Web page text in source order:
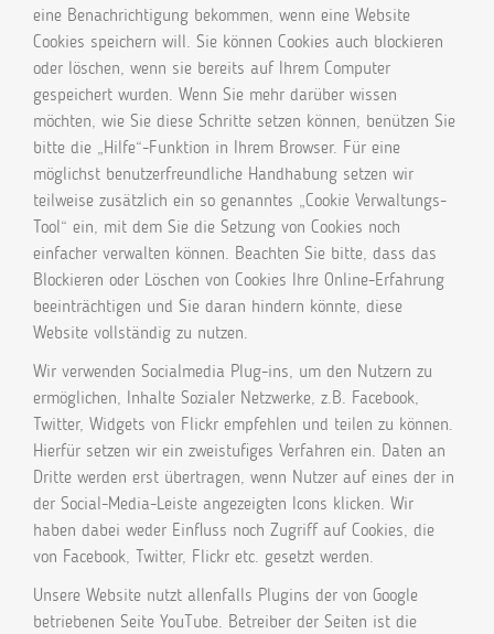
eine Benachrichtigung bekommen, wenn eine Website
Cookies speichern will. Sie können Cookies auch blockieren
oder löschen, wenn sie bereits auf Ihrem Computer
gespeichert wurden. Wenn Sie mehr darüber wissen
möchten, wie Sie diese Schritte setzen können, benützen Sie
bitte die „Hilfe“-Funktion in Ihrem Browser. Für eine
möglichst benutzerfreundliche Handhabung setzen wir
teilweise zusätzlich ein so genanntes „Cookie Verwaltungs-
Tool“ ein, mit dem Sie die Setzung von Cookies noch
einfacher verwalten können. Beachten Sie bitte, dass das
Blockieren oder Löschen von Cookies Ihre Online-Erfahrung
beeinträchtigen und Sie daran hindern könnte, diese
Website vollständig zu nutzen.
Wir verwenden Socialmedia Plug-ins, um den Nutzern zu
ermöglichen, Inhalte Sozialer Netzwerke, z.B. Facebook,
Twitter, Widgets von Flickr empfehlen und teilen zu können.
Hierfür setzen wir ein zweistufiges Verfahren ein. Daten an
Dritte werden erst übertragen, wenn Nutzer auf eines der in
der Social-Media-Leiste angezeigten Icons klicken. Wir
haben dabei weder Einfluss noch Zugriff auf Cookies, die
von Facebook, Twitter, Flickr etc. gesetzt werden.
Unsere Website nutzt allenfalls Plugins der von Google
betriebenen Seite YouTube. Betreiber der Seiten ist die